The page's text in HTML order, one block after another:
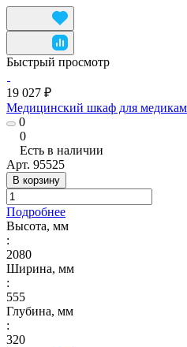
Быстрый просмотр
19 027 ₽
Медицинский шкаф для
0
0
Есть в наличии
Арт. 95525
В корзину
Подробнее
Высота, мм
:
2080
Ширина, мм
:
555
Глубина, мм
:
320